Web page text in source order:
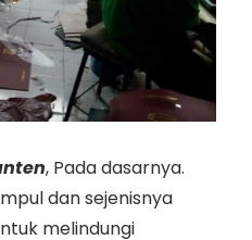
, Pada dasarnya.
dan sejenisnya
melindungi